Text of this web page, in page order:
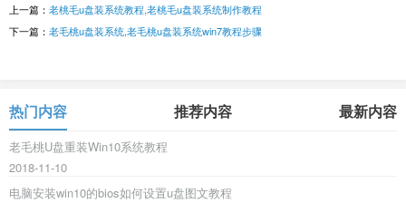
上一篇： 老桃毛u盘装系统教程,老桃毛u盘装系统制作教程
下一篇： 老毛桃u盘装系统,老毛桃u盘装系统win7教程步骤
热门内容 推荐内容 最新内容
老毛桃U盘重装Win10系统教程
2018-11-10
电脑安装win10的bios如何设置u盘图文教程